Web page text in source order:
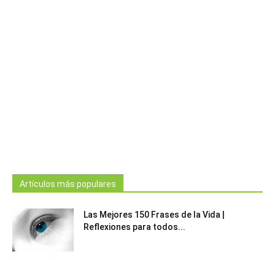
Artículos más populares
Las Mejores 150 Frases de la Vida |
Reflexiones para todos...